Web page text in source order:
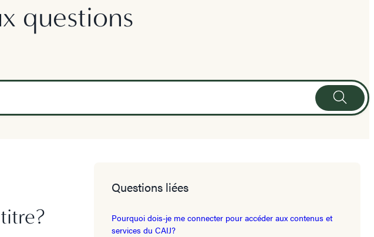
questions
Questions liées
Pourquoi dois-je me connecter pour accéder aux contenus et
services du CAIJ?